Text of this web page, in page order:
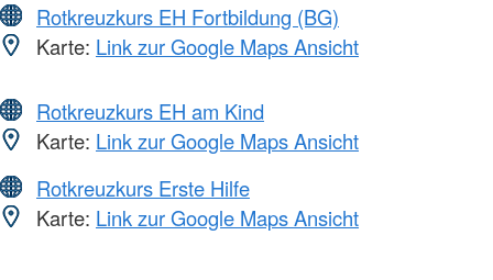
Rotkreuzkurs EH Fortbildung (BG)
Karte: Link zur Google Maps Ansicht
Rotkreuzkurs EH am Kind
Karte: Link zur Google Maps Ansicht
Rotkreuzkurs Erste Hilfe
Karte: Link zur Google Maps Ansicht